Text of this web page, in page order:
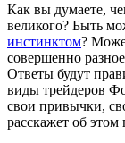
Как вы думаете,
великого? Быть
инстинктом?
совершенно
Ответы будут
виды трейдеров
свои привычки,
расскажет об этом